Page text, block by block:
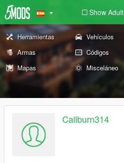
Show Adult
Herramientas Vehículos
Armas
Códigos
Mapas
Misceláneo
Caliburn314